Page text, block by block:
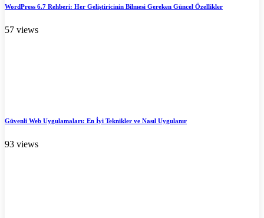
WordPress 6.7 Rehberi: Her Geliştiricinin Bilmesi Gereken Güncel Özellikler
57 views
Güvenli Web Uygulamaları: En İyi Teknikler ve Nasıl Uygulanır
93 views